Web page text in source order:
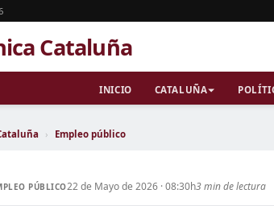
Cataluña
INICIO CATALUÑA
› Empleo público
PÚBLICO22 de Mayo de 2026 · 08:30h3 min de lectura